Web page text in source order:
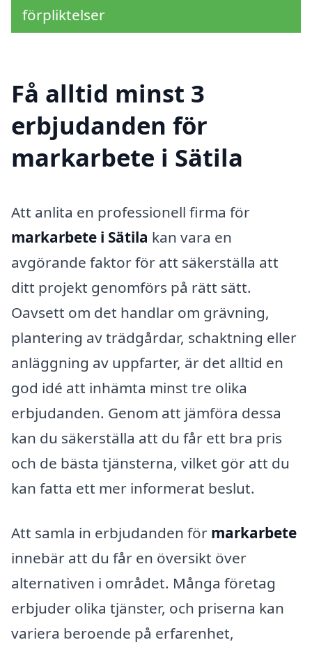
förpliktelser
Få alltid minst 3
erbjudanden för
markarbete i Sätila
Att anlita en professionell firma för
markarbete i Sätila kan vara en
avgörande faktor för att säkerställa att
ditt projekt genomförs på rätt sätt.
Oavsett om det handlar om grävning,
plantering av trädgårdar, schaktning eller
anläggning av uppfarter, är det alltid en
god idé att inhämta minst tre olika
erbjudanden. Genom att jämföra dessa
kan du säkerställa att du får ett bra pris
och de bästa tjänsterna, vilket gör att du
kan fatta ett mer informerat beslut.
Att samla in erbjudanden för markarbete
innebär att du får en översikt över
alternativen i området. Många företag
erbjuder olika tjänster, och priserna kan
variera beroende på erfarenhet,